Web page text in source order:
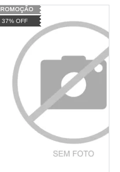
Varejo:
Atacado: R$ 2.550,90 (Apenas
Revendedor)
10
Cat:VERMÍFUGOS
COMPRAR
37% OFF